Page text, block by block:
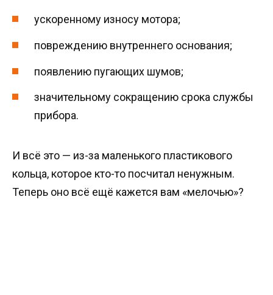
ускоренному износу мотора;
повреждению внутреннего основания;
появлению пугающих шумов;
значительному сокращению срока службы
прибора.
И всё это — из-за маленького пластикового
кольца, которое кто-то посчитал ненужным.
Теперь оно всё ещё кажется вам «мелочью»?